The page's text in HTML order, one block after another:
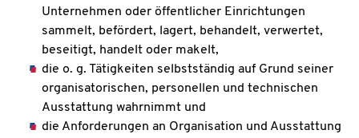
Unternehmen oder öffentlicher Einrichtungen
sammelt, befördert, lagert, behandelt, verwertet,
beseitigt, handelt oder makelt,
die o. g. Tätigkeiten selbstständig auf Grund seiner
organisatorischen, personellen und technischen
Ausstattung wahrnimmt und
die Anforderungen an Organisation und Ausstattung